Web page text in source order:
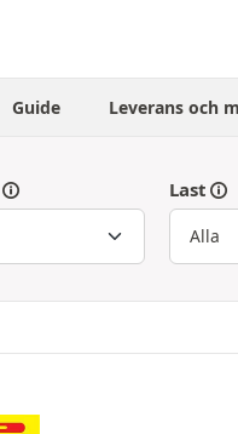
Guide Leverans och
Last